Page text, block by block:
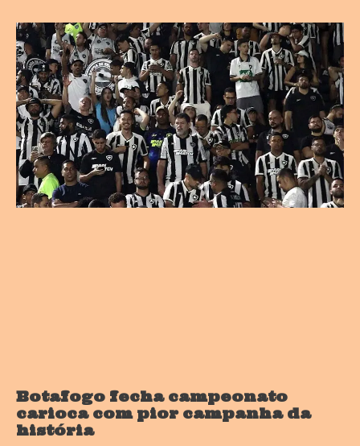
Botafogo fecha campeonato
carioca com pior campanha da
história